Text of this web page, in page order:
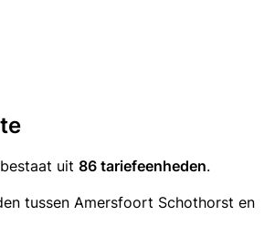
uit 86 tariefeenheden.
tussen Amersfoort Schothorst en